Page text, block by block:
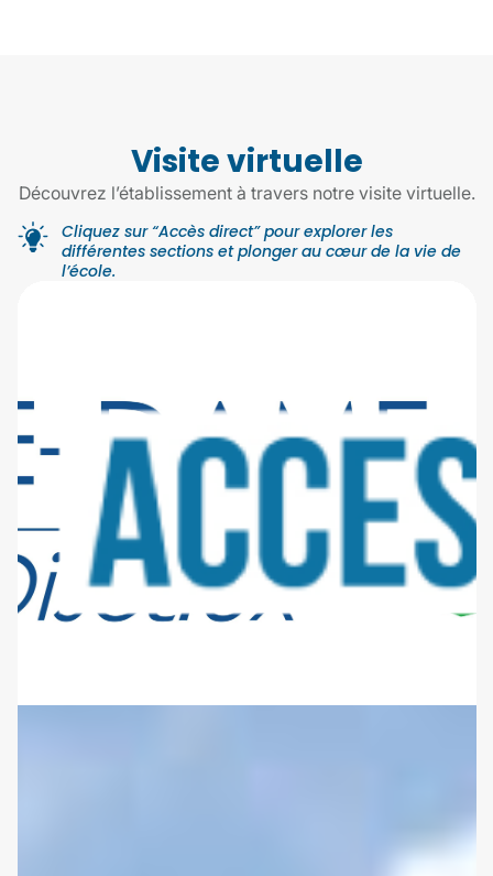
Visite virtuelle
Découvrez l’établissement à travers notre visite virtuelle.
Cliquez sur “Accès direct” pour explorer les
différentes sections et plonger au cœur de la vie de
l’école.